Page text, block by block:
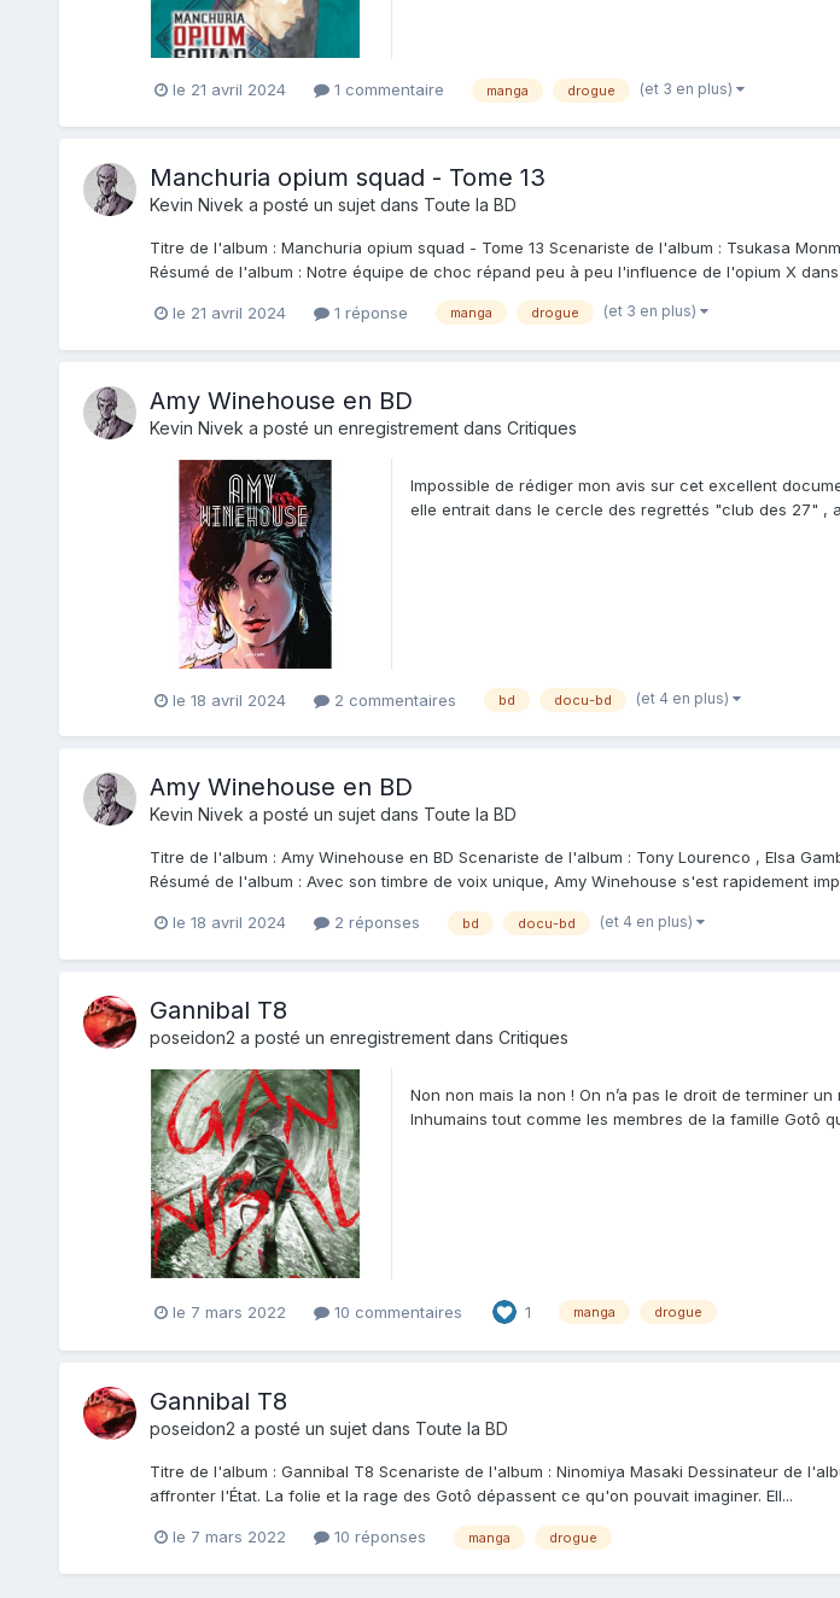
le 21 avril 2024 1 commentaire manga drogue (et 3 en plus)
Manchuria opium squad - Tome 13
Kevin Nivek a posté un sujet dans Toute la BD
Titre de l'album : Manchuria opium squad - Tome 13 Scenariste de l'album : Tsukasa
Résumé de l'album : Notre équipe de choc répand peu à peu l'influence de l'opium X dans
le 21 avril 2024 1 réponse manga drogue (et 3 en plus)
Amy Winehouse en BD
Kevin Nivek a posté un enregistrement dans Critiques
Impossible de rédiger mon avis sur cet excellent
elle entrait dans le cercle des regrettés "club des 27" ,
le 18 avril 2024 2 commentaires bd docu-bd (et 4 en plus)
Amy Winehouse en BD
Kevin Nivek a posté un sujet dans Toute la BD
Titre de l'album : Amy Winehouse en BD Scenariste de l'album : Tony Lourenco , Elsa
Résumé de l'album : Avec son timbre de voix unique, Amy Winehouse s'est rapidement
le 18 avril 2024 2 réponses bd docu-bd (et 4 en plus)
Gannibal T8
poseidon2 a posté un enregistrement dans Critiques
Non non mais la non ! On n’a pas le droit de terminer
Inhumains tout comme les membres de la famille Gotô
le 7 mars 2022 10 commentaires 1 manga drogue
Gannibal T8
poseidon2 a posté un sujet dans Toute la BD
Titre de l'album : Gannibal T8 Scenariste de l'album : Ninomiya Masaki Dessinateur de
affronter l'État. La folie et la rage des Gotô dépassent ce qu'on pouvait imaginer. Ell...
le 7 mars 2022 10 réponses manga drogue